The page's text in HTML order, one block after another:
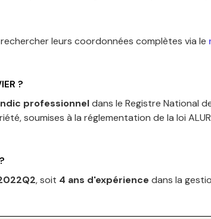
leurs coordonnées complètes via le
?
professionneldans le Registre National
soumises à la réglementation de la loi
, soit 4 ans d'expérience dans la